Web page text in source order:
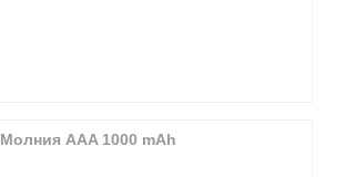
Молния AAA 1000 mAh